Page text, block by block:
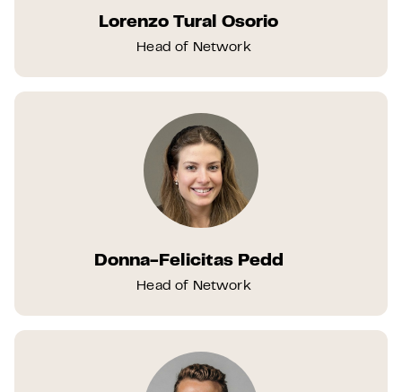
Lorenzo Tural Osorio
Head of Network
Donna-Felicitas Pedd
Head of Network